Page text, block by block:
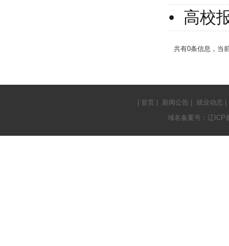
• 高校
共有0条信息，当
首页 新闻公告 就业动态
域名备案号：辽ICP